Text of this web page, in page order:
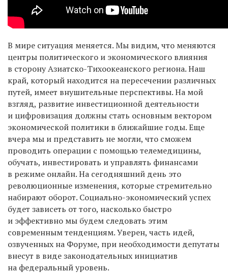
В мире ситуация меняется. Мы видим, что меняются
центры политического и экономического влияния
в сторону Азиатско-Тихоокеанского региона. Наш
край, который находится на пересечении различных
путей, имеет внушительные перспективы. На мой
взгляд, развитие инвестиционной деятельности
и цифровизация должны стать основным вектором
экономической политики в ближайшие годы. Еще
вчера мы и представить не могли, что сможем
проводить операции с помощью телемедицины,
обучать, инвестировать и управлять финансами
в режиме онлайн. На сегодняшний день это
революционные изменения, которые стремительно
набирают оборот. Социально-экономический успех
будет зависеть от того, насколько быстро
и эффективно мы будем следовать этим
современным тенденциям. Уверен, часть идей,
озвученных на Форуме, при необходимости депутаты
внесут в виде законодательных инициатив
на федеральный уровень.